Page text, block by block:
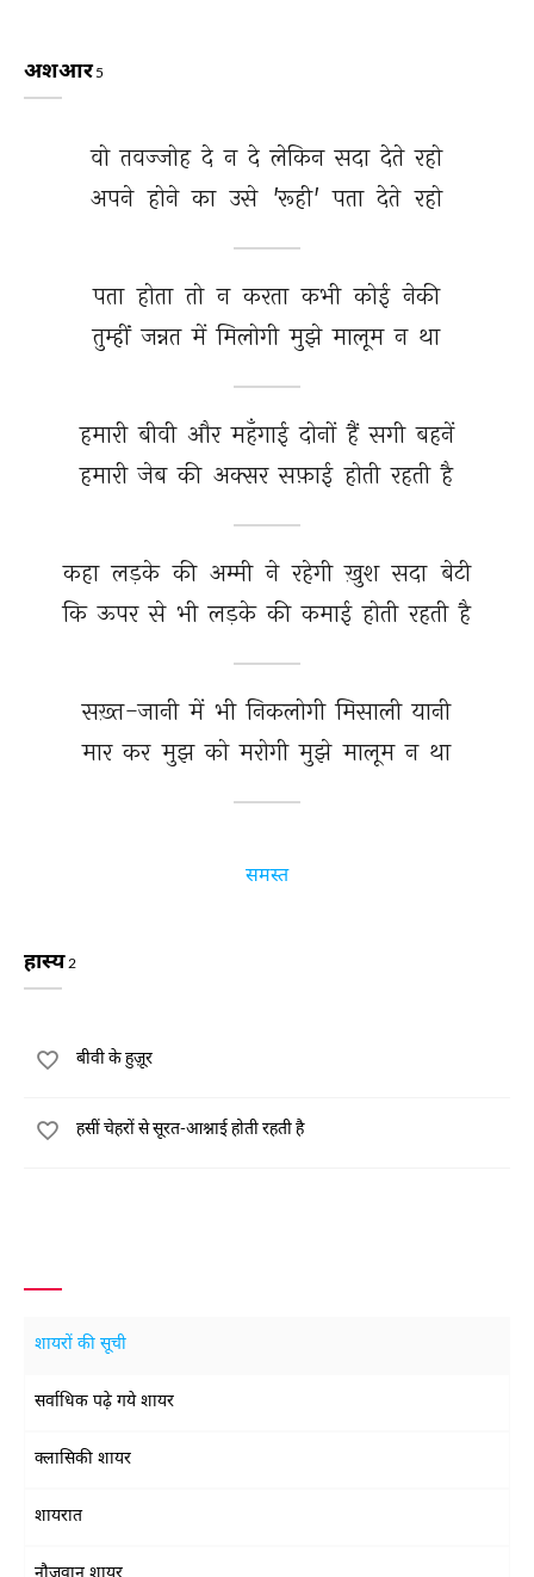
अशआर5
वो तवज्जोह दे न दे लेकिन सदा देते रहो
अपने होने का उसे 'रूही' पता देते रहो
पता होता तो न करता कभी कोई नेकी
तुम्हीं जन्नत में मिलोगी मुझे मालूम न था
हमारी बीवी और महँगाई दोनों हैं सगी बहनें
हमारी जेब की अक्सर सफ़ाई होती रहती है
कहा लड़के की अम्मी ने रहेगी ख़ुश सदा बेटी
कि ऊपर से भी लड़के की कमाई होती रहती है
सख़्त-जानी में भी निकलोगी मिसाली यानी
मार कर मुझ को मरोगी मुझे मालूम न था
समस्त
हास्य2
बीवी के हुज़ूर
हसीं चेहरों से सूरत-आश्नाई होती रहती है
शायरों की सूची
सर्वाधिक पढ़े गये शायर
क्लासिकी शायर
शायरात